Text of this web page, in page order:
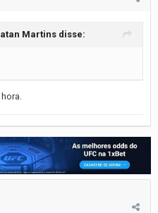
Martins disse: